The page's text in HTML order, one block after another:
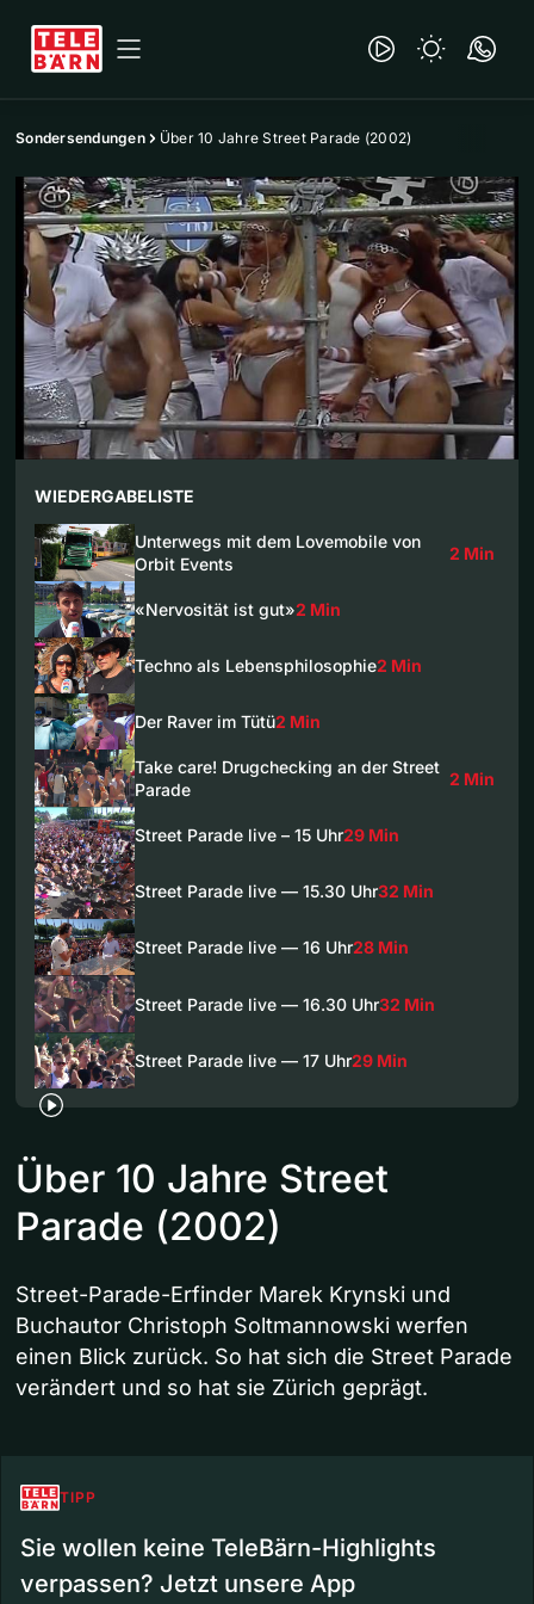
Sondersendungen Über 10 Jahre Street Parade (2002)
WIEDERGABELISTE
Unterwegs mit dem Lovemobile von
Orbit Events
2 Min
«Nervosität ist gut»2 Min
Techno als Lebensphilosophie2 Min
Der Raver im Tütü2 Min
Take care! Drugchecking an der Street
Parade
2 Min
Street Parade live – 15 Uhr29 Min
Street Parade live — 15.30 Uhr32 Min
Street Parade live — 16 Uhr28 Min
Street Parade live — 16.30 Uhr32 Min
Street Parade live — 17 Uhr29 Min
Über 10 Jahre Street
Parade (2002)
Street-Parade-Erfinder Marek Krynski und
Buchautor Christoph Soltmannowski werfen
einen Blick zurück. So hat sich die Street Parade
verändert und so hat sie Zürich geprägt.
TIPP
Sie wollen keine TeleBärn-Highlights
verpassen? Jetzt unsere App